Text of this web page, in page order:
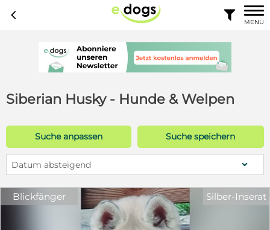
c 
MENÜ
Siberian Husky - Hunde & Welpen
Suche anpassen Suche speichern
Datum absteigend
Blickfänger Silber-Inserat